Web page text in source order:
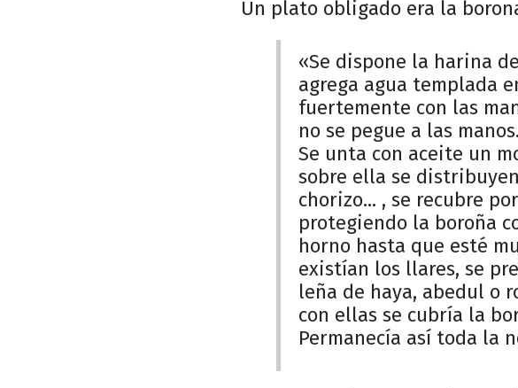
Un plato obligado era la
«Se dispone la harina
agrega agua templada
fuertemente con las
no se pegue a las
Se unta con aceite un
sobre ella se
chorizo... , se recubre
protegiendo la boroña
horno hasta que esté
existían los llares, se
leña de haya, abedul o
con ellas se cubría la
Permanecía así toda la